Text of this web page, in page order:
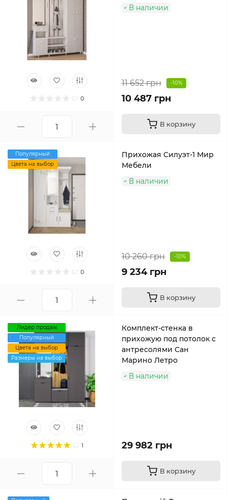
0
В наличии
11 652 грн -10%
10 487 грн
В корзину
Популярный
Цвета на выбор
0
Прихожая Силуэт-1 Мир
Мебели
В наличии
10 260 грн -10%
9 234 грн
В корзину
Лидер продаж
Популярный
Цвета на выбор
Размеры на выбор
1
Комплект-стенка в
прихожую под потолок с
антресолями Сан
Марино Летро
В наличии
29 982 грн
В корзину